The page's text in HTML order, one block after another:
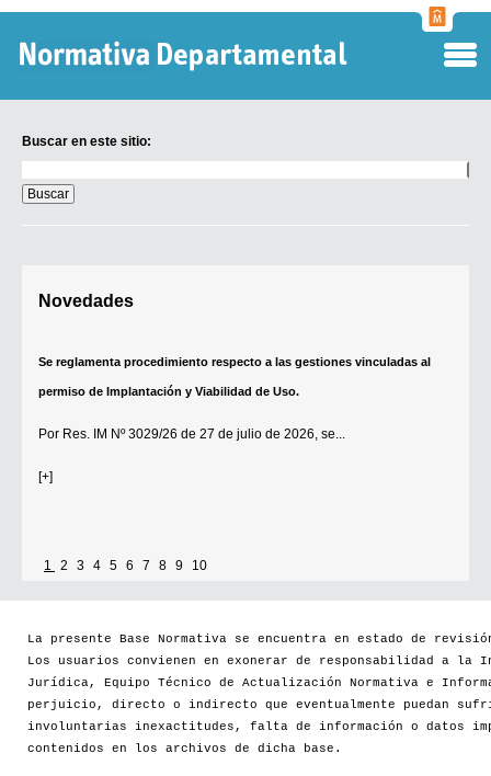
Buscar en este sitio:
en
este
sitio:
Novedades
Se reglamenta procedimiento respecto a las gestiones vinculadas al
permiso de Implantación y Viabilidad de Uso.
Por Res. IM Nº 3029/26 de 27 de julio de 2026, se...
[+]
1 2 3 4 5 6 7 8 9 10
La presente Base Normativa se encuentra en estado de
Los usuarios convienen en exonerar de responsabilidad a la
Jurídica, Equipo Técnico de Actualización Normativa e
perjuicio, directo o indirecto que eventualmente puedan
involuntarias inexactitudes, falta de información o datos
contenidos en los archivos de dicha base.